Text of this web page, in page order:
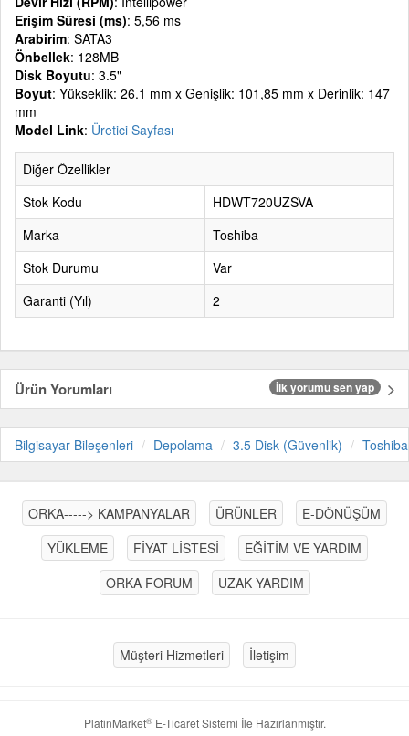
Erişim Süresi (ms): 5,56 ms
Arabirim: SATA3
Önbellek: 128MB
Disk Boyutu: 3.5"
Boyut: Yükseklik: 26.1 mm x Genişlik: 101,85 mm x Derinlik: 147
mm
Model Link: Üretici Sayfası
Diğer Özellikler
Stok Kodu
HDWT720UZSVA
Marka
Toshiba
Stok Durumu
Var
Garanti (Yıl)
2
Ürün Yorumları İlk yorumu sen yap
Bilgisayar Bileşenleri Depolama 3.5 Disk (Güvenlik) Toshiba
ORKA-----> KAMPANYALAR ÜRÜNLER
E-DÖNÜŞÜM
YÜKLEME
FİYAT LİSTESİ
EĞİTİM VE YARDIM
ORKA FORUM
UZAK YARDIM
Müşteri Hizmetleri İletişim
PlatinMarket®E-Ticaret Sistemi İle Hazırlanmıştır.